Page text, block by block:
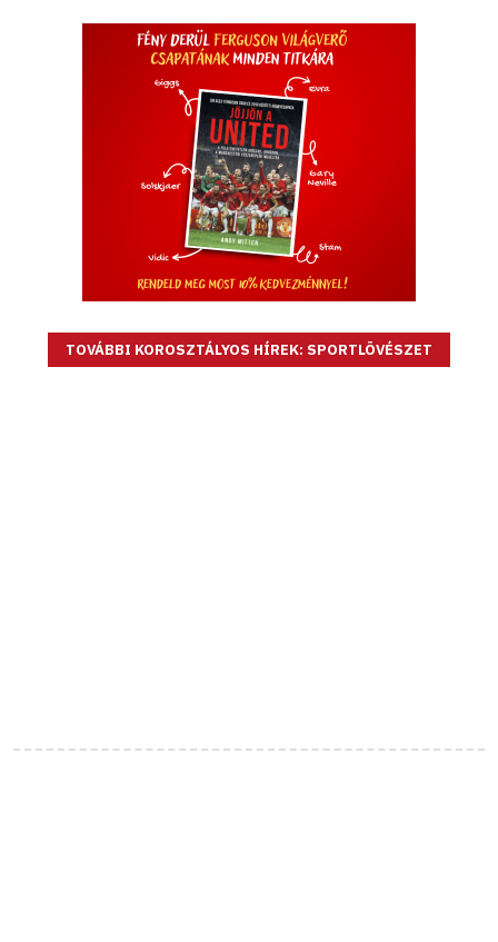
TOVÁBBI KOROSZTÁLYOS HÍREK: SPORTLÖVÉSZET